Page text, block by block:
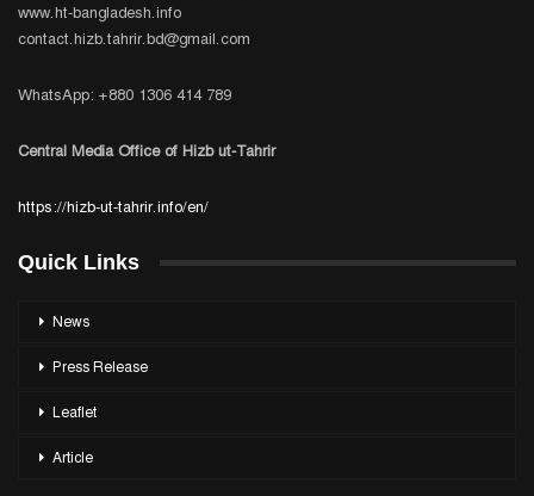
www.ht-bangladesh.info
contact.hizb.tahrir.bd@gmail.com
WhatsApp: +880 1306 414 789
Central Media Office of Hizb ut-Tahrir
https://hizb-ut-tahrir.info/en/
Quick Links
News
Press Release
Leaflet
Article